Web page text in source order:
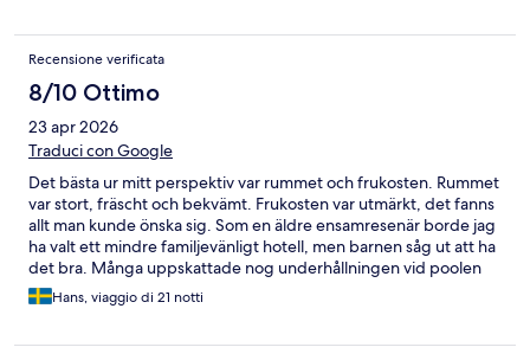
Recensione verificata
8/10 Ottimo
23 apr 2026
Traduci con Google
Det bästa ur mitt perspektiv var rummet och frukosten. Rummet
var stort, fräscht och bekvämt. Frukosten var utmärkt, det fanns
allt man kunde önska sig. Som en äldre ensamresenär borde jag
ha valt ett mindre familjevänligt hotell, men barnen såg ut att ha
det bra. Många uppskattade nog underhållningen vid poolen
varje kväll till klockan 23. Jag gjorde det inte.
Hans, viaggio di 21 notti